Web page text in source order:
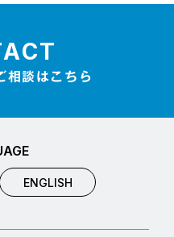
談はこちら
ENGLISH